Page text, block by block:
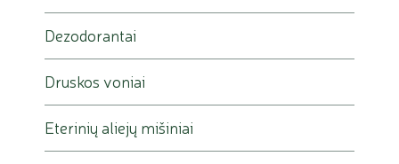
Dezodorantai
Druskos voniai
Eterinių aliejų mišiniai